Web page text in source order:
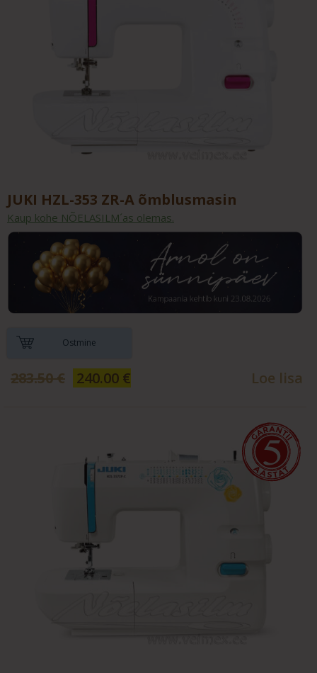
JUKI HZL-353 ZR-A õmblusmasin
Kaup kohe NÕELASILM´as olemas.
Ostmine
283.50€ Algne
hind
240.00 €
price
Loe lisa